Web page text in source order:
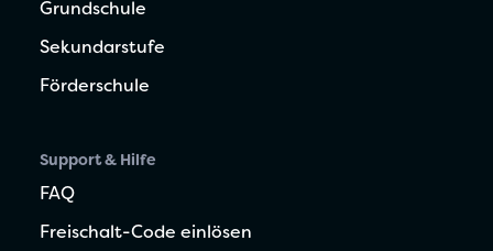
Grundschule
Sekundarstufe
Förderschule
Support & Hilfe
FAQ
Freischalt-Code einlösen